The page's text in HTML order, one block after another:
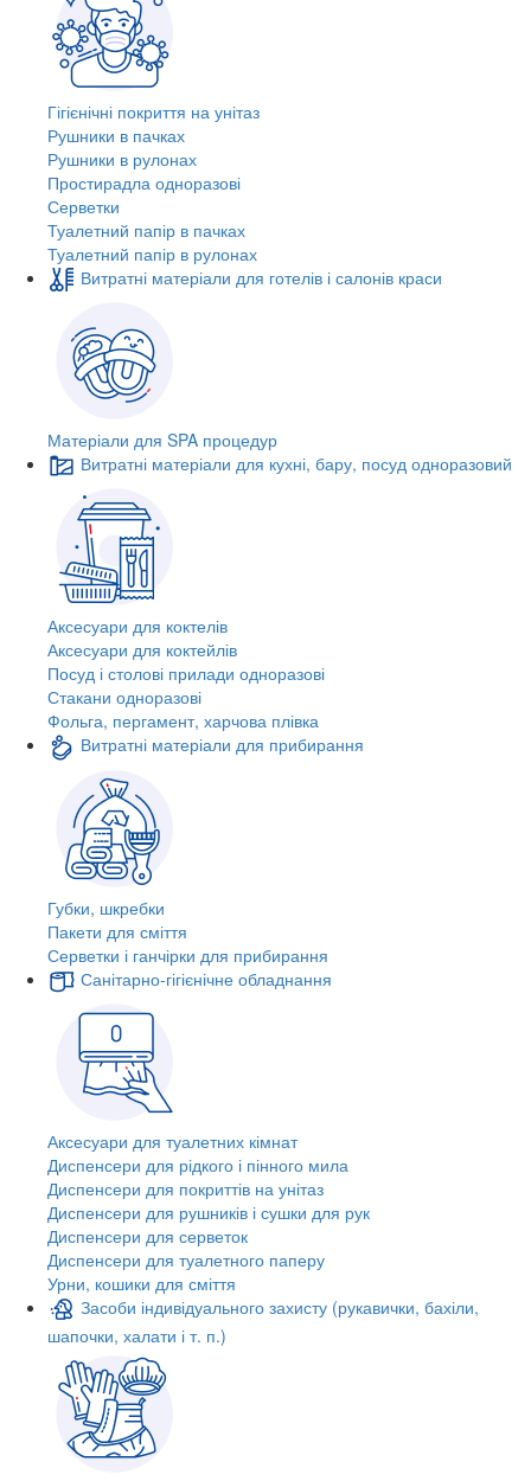
Гігієнічні покриття на унітаз
Рушники в пачках
Рушники в рулонах
Простирадла одноразові
Серветки
Туалетний папір в пачках
Туалетний папір в рулонах
Витратні матеріали для готелів і салонів краси
Матеріали для SPA процедур
Витратні матеріали для кухні, бару, посуд одноразовий
Аксесуари для коктелів
Аксесуари для коктейлів
Посуд і столові прилади одноразові
Стакани одноразові
Фольга, пергамент, харчова плівка
Витратні матеріали для прибирання
Губки, шкребки
Пакети для сміття
Серветки і ганчірки для прибирання
Санітарно-гігієнічне обладнання
Аксесуари для туалетних кімнат
Диспенсери для рідкого і пінного мила
Диспенсери для покриттів на унітаз
Диспенсери для рушників і сушки для рук
Диспенсери для серветок
Диспенсери для туалетного паперу
Урни, кошики для сміття
Засоби індивідуального захисту (рукавички, бахіли,
шапочки, халати і т. п.)